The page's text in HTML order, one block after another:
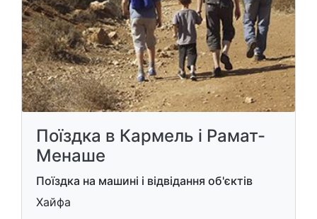
Поїздка в Кармель і Рамат-
Менаше
Поїздка на машині і відвідання об'єктів
Хайфа